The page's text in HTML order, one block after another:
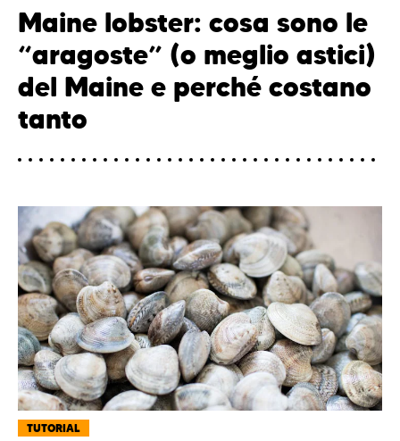
Maine lobster: cosa sono le
“aragoste” (o meglio astici)
del Maine e perché costano
tanto
TUTORIAL